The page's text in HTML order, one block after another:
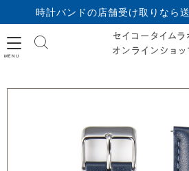
時計バンドの店舗受け取りなら